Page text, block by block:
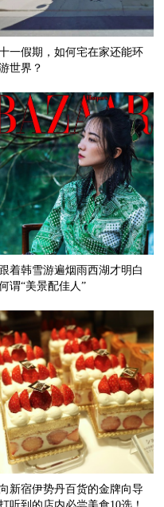
一假期，如何宅在家还能环
世界？
跟着韩雪游遍烟雨西湖才明白
谓“美景配佳人”
向新宿伊势丹百货的金牌向导